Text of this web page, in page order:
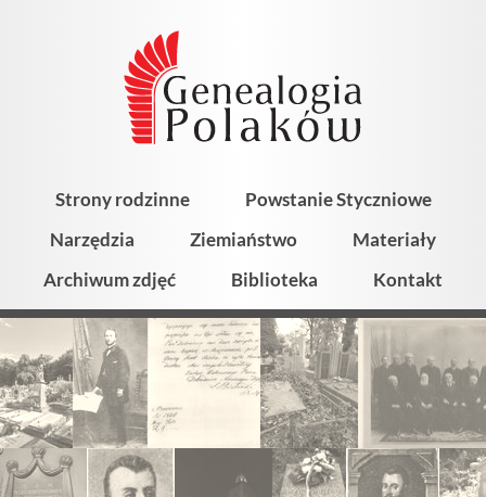
Strony rodzinne
Powstanie Styczniowe
Narzędzia
Ziemiaństwo
Materiały
Archiwum zdjęć
Biblioteka Kontakt